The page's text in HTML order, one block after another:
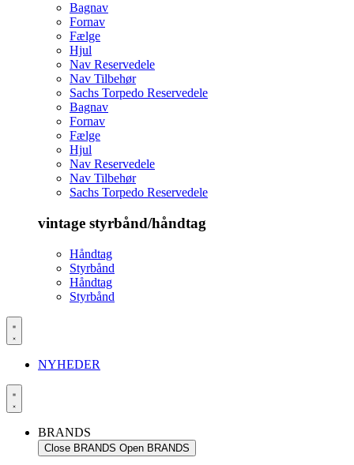
Bagnav
Fornav
Fælge
Hjul
Nav Reservedele
Nav Tilbehør
Sachs Torpedo Reservedele
Bagnav
Fornav
Fælge
Hjul
Nav Reservedele
Nav Tilbehør
Sachs Torpedo Reservedele
vintage styrbånd/håndtag
Håndtag
Styrbånd
Håndtag
Styrbånd
NYHEDER
BRANDS
Close BRANDS Open BRANDS